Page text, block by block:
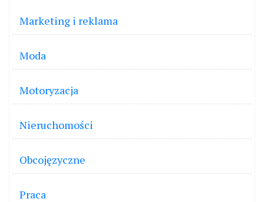
Marketing i reklama
Moda
Motoryzacja
Nieruchomości
Obcojęzyczne
Praca